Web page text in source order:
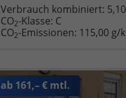
Verbrauch kombiniert:
CO2-Klasse: C
CO2-Emissionen: 115,00 g/
ab 161,– € mtl.